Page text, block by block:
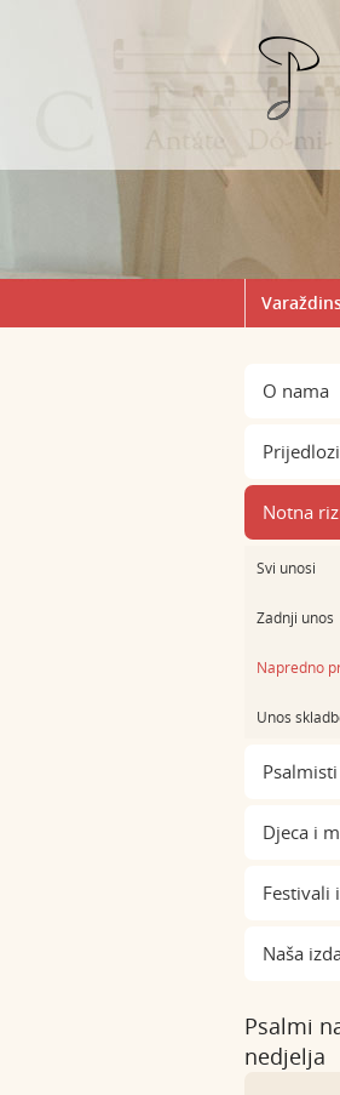
O nama
Notna
Svi unosi
Zadnji unos
Napredno
Unos
Djeca i
Festivali
Naša
Psalmi
nedjelja